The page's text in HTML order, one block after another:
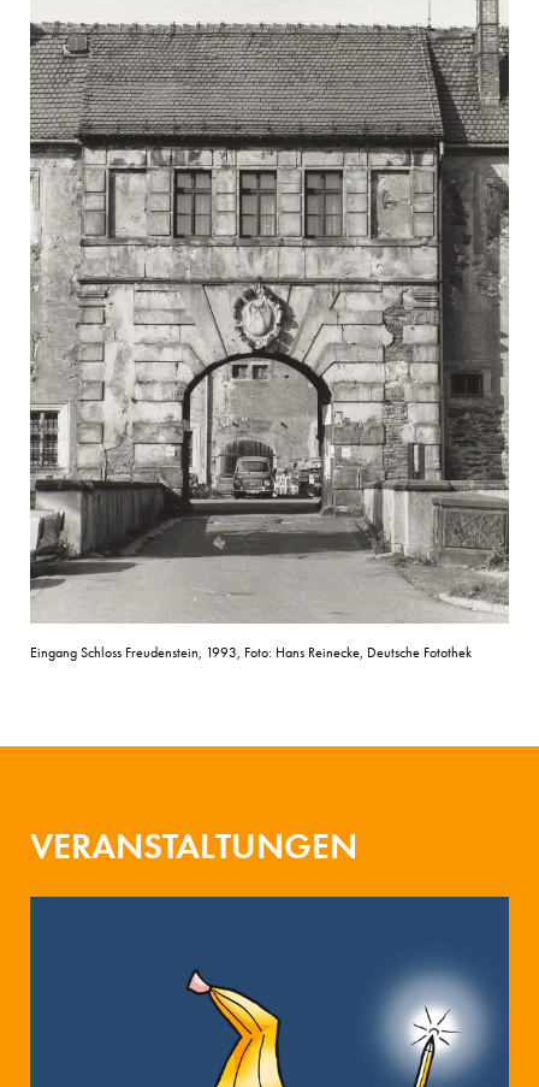
Eingang Schloss Freudenstein, 1993, Foto: Hans Reinecke, Deutsche Fotothek
VERANSTALTUNGEN